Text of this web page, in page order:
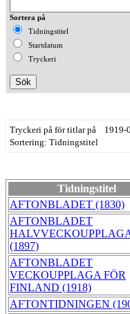
Sortera på
Tidningstitel
Startdatum
Tryckeri
Tryckeri på för titlar på 1919-
Sortering: Tidningstitel
Tidningstitel
AFTONBLADET (1830)
AFTONBLADET
(1897)
AFTONBLADET
VECKOUPPLAGA FÖR
FINLAND (1918)
AFTONTIDNINGEN